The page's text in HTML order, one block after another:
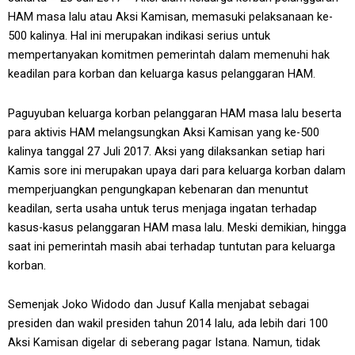
HAM masa lalu atau Aksi Kamisan, memasuki pelaksanaan ke-
500 kalinya. Hal ini merupakan indikasi serius untuk
mempertanyakan komitmen pemerintah dalam memenuhi hak
keadilan para korban dan keluarga kasus pelanggaran HAM.
Paguyuban keluarga korban pelanggaran HAM masa lalu beserta
para aktivis HAM melangsungkan Aksi Kamisan yang ke-500
kalinya tanggal 27 Juli 2017. Aksi yang dilaksankan setiap hari
Kamis sore ini merupakan upaya dari para keluarga korban dalam
memperjuangkan pengungkapan kebenaran dan menuntut
keadilan, serta usaha untuk terus menjaga ingatan terhadap
kasus-kasus pelanggaran HAM masa lalu. Meski demikian, hingga
saat ini pemerintah masih abai terhadap tuntutan para keluarga
korban.
Semenjak Joko Widodo dan Jusuf Kalla menjabat sebagai
presiden dan wakil presiden tahun 2014 lalu, ada lebih dari 100
Aksi Kamisan digelar di seberang pagar Istana. Namun, tidak